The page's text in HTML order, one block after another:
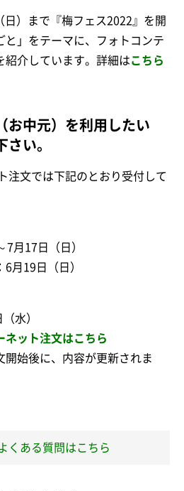
日）まで『梅フェス2022』を開
と」をテーマに、フォトコンテ
紹介しています。詳細はこちら
お中元）を利用したい
さい。
注文では下記のとおり受付して
7月17日（日）
月19日（日）
水）
ネット注文はこちら
開始後に、内容が更新されま
くある質問はこちら